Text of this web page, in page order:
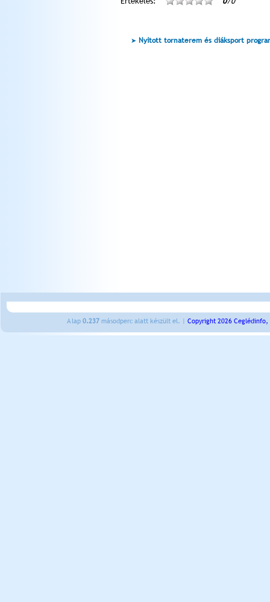
Nyitott tornaterem és diáksport
A lap 0.237 másodperc alatt készült el. | Copyright 2026